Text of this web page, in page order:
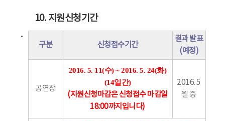
10. 지원신청기간
구분 신청접수기간
결과 발표
(예정)
공연장
2016. 5. 11(수) ~ 2016. 5. 24(화)
(14일간)
(지원신청마감은 신청접수 마감일
18:00까지입니다)
2016. 5
월 중